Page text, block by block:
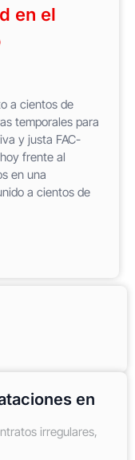
en el
a cientos de
temporales para
y justa FAC-
frente al
en una
a cientos de
en
irregulares,